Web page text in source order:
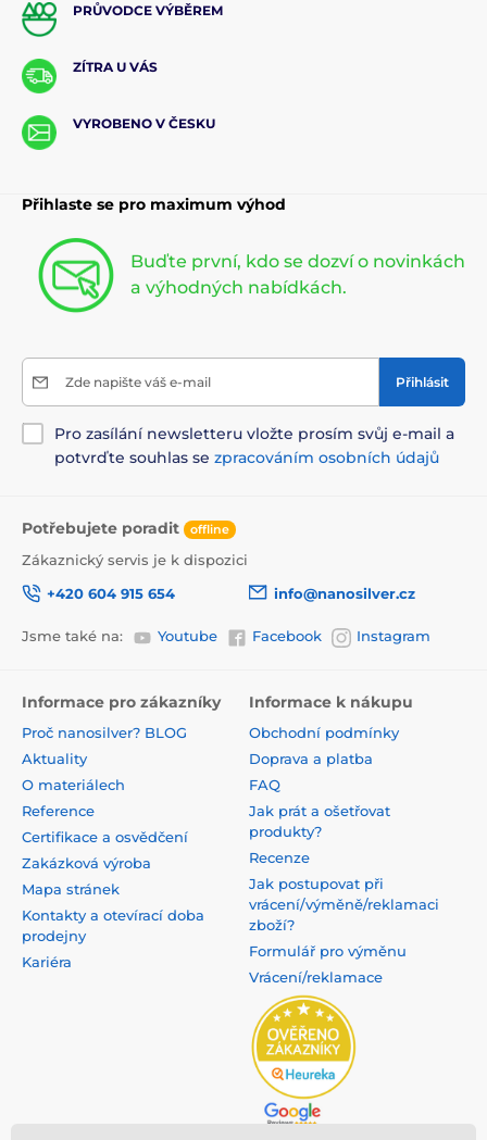
PRŮVODCE VÝBĚREM
ZÍTRA U VÁS
VYROBENO V ČESKU
Přihlaste se pro maximum výhod
Buďte první, kdo se dozví o novinkách
a výhodných nabídkách.
Zde napište váš e-mail Přihlásit
Pro zasílání newsletteru vložte prosím svůj e-mail a
potvrďte souhlas se zpracováním osobních údajů
Potřebujete poradit offline
Zákaznický servis je k dispozici
+420 604 915 654
info@nanosilver.cz
Jsme také na: Youtube Facebook Instagram
Informace pro zákazníky
Proč nanosilver? BLOG
Aktuality
O materiálech
Reference
Certifikace a osvědčení
Zakázková výroba
Mapa stránek
Kontakty a otevírací doba
prodejny
Kariéra
Informace k nákupu
Obchodní podmínky
Doprava a platba
FAQ
Jak prát a ošetřovat
produkty?
Recenze
Jak postupovat při
vrácení/výměně/reklamaci
zboží?
Formulář pro výměnu
Vrácení/reklamace